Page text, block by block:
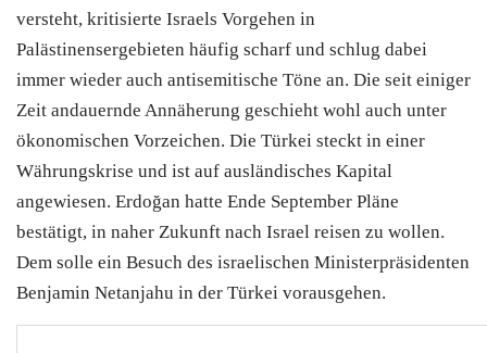
versteht, kritisierte Israels Vorgehen in
Palästinensergebieten häufig scharf und schlug dabei
immer wieder auch antisemitische Töne an. Die seit einiger
Zeit andauernde Annäherung geschieht wohl auch unter
ökonomischen Vorzeichen. Die Türkei steckt in einer
Währungskrise und ist auf ausländisches Kapital
angewiesen. Erdoğan hatte Ende September Pläne
bestätigt, in naher Zukunft nach Israel reisen zu wollen.
Dem solle ein Besuch des israelischen Ministerpräsidenten
Benjamin Netanjahu in der Türkei vorausgehen.